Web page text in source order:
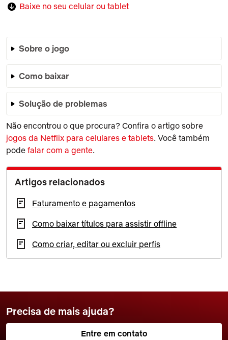
Baixe no seu celular ou tablet
Sobre o jogo
Como baixar
Solução de problemas
Não encontrou o que procura? Confira o artigo sobre
jogos da Netflix para celulares e tablets. Você também
pode falar com a gente.
Artigos relacionados
Faturamento e pagamentos
Como baixar títulos para assistir offline
Como criar, editar ou excluir perfis
Precisa de mais ajuda?
Entre em contato